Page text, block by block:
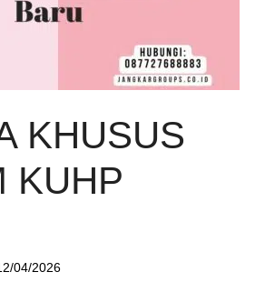
KHUSUS
KUHP
04/2026